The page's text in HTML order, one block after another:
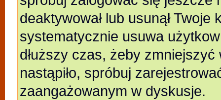
deaktywował lub usunął
systematycznie usuwa
dłuższy czas, żeby
nastąpiło, spróbuj
zaangażowanym w dyskusje.